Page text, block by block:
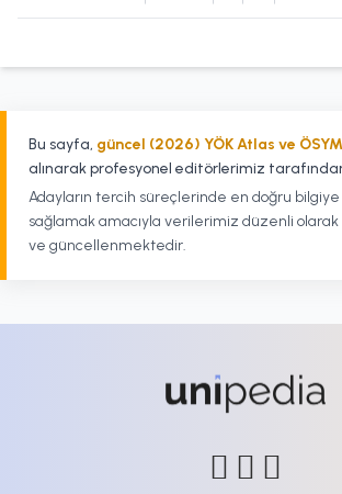
Bu sayfa, güncel (2026) YÖK Atlas ve
alınarak profesyonel editörlerimiz tarafından
Adayların tercih süreçlerinde en doğru bilgiye
sağlamak amacıyla verilerimiz düzenli
ve güncellenmektedir.